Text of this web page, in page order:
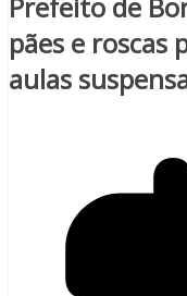
Prefeito de
pães e roscas
aulas